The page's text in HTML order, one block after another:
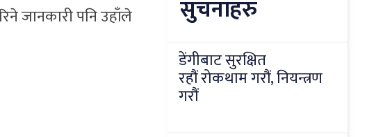
जानकारी पनि उहाँले
सुचनाहरु
डेंगीबाट सुरक्षित
रहौं रोकथाम गरौं, नियन्त्रण
गरौं